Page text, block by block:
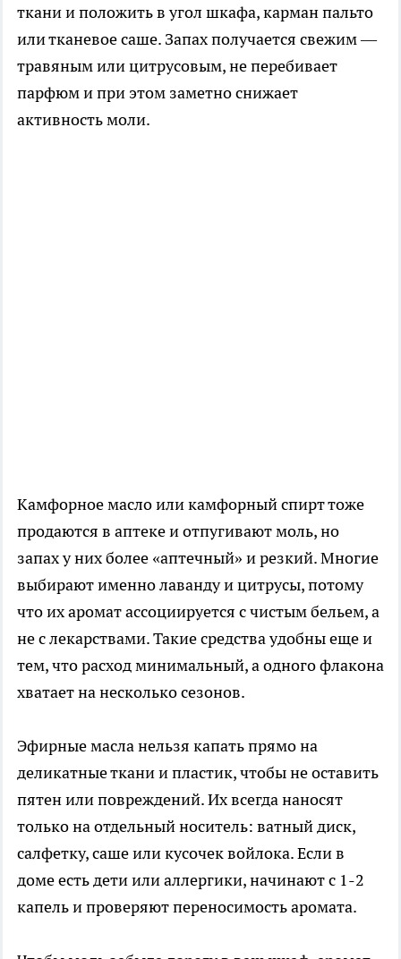
ткани и положить в угол шкафа, карман пальто
или тканевое саше. Запах получается свежим —
травяным или цитрусовым, не перебивает
парфюм и при этом заметно снижает
активность моли.
Камфорное масло или камфорный спирт тоже
продаются в аптеке и отпугивают моль, но
запах у них более «аптечный» и резкий. Многие
выбирают именно лаванду и цитрусы, потому
что их аромат ассоциируется с чистым бельем, а
не с лекарствами. Такие средства удобны еще и
тем, что расход минимальный, а одного флакона
хватает на несколько сезонов.
Эфирные масла нельзя капать прямо на
деликатные ткани и пластик, чтобы не оставить
пятен или повреждений. Их всегда наносят
только на отдельный носитель: ватный диск,
салфетку, саше или кусочек войлока. Если в
доме есть дети или аллергики, начинают с 1-2
капель и проверяют переносимость аромата.